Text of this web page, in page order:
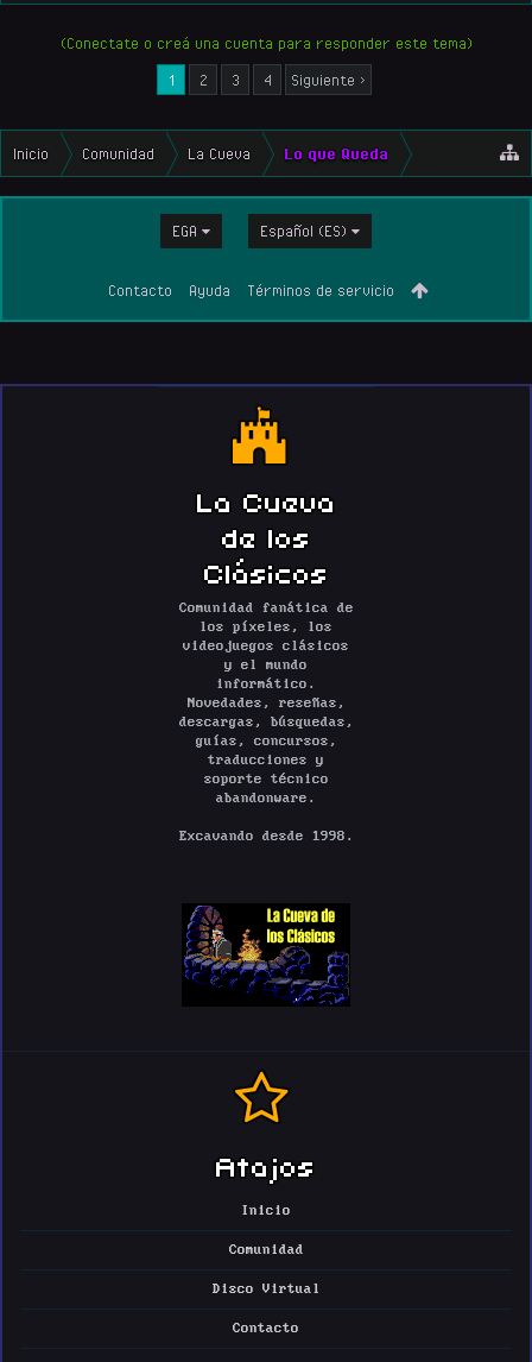
(Conectate o creá una cuenta para responder este tema)
1
2 3 4 Siguiente >
Inicio Comunidad La Cueva Lo que Queda
EGA Español (ES)
Contacto Ayuda Términos de servicio
La Cueva
de los
Clásicos
Comunidad fanática de
los píxeles, los
videojuegos clásicos
y el mundo
informático.
Novedades, reseñas,
descargas, búsquedas,
guías, concursos,
traducciones y
soporte técnico
abandonware.
Excavando desde 1998.
Atajos
Inicio
Comunidad
Disco Virtual
Contacto